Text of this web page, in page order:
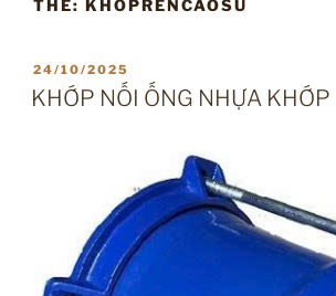
THẺ: KHOPRENCAOSU
ĐĂNG
TRONG
24/10/2025
KHỚP NỐI ỐNG NHỰA KHỚP